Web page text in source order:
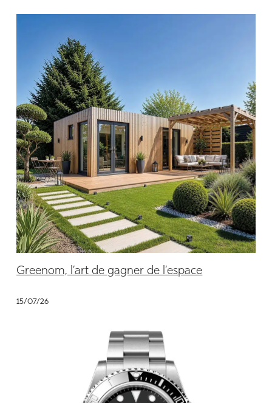
Greenom, l’art de gagner de l’espace
15/07/26